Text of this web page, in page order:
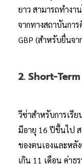
ยาว สามารถทำงา
จากทางสถาบันกา
GBP (สำหรับยื่นจ
2. Short-
วีซ่าสำหรับการเรี
มีอายุ 16 ปีขึ้นไป
ของตนเองและหลั
เกิน 11 เดือน ค่าธ